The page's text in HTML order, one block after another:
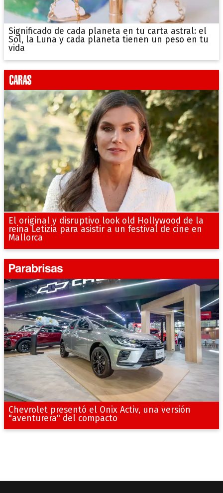
Significado de cada planeta en tu carta astral: el
Sol, la Luna y cada planeta tienen un peso en tu
vida
El original y disruptivo look old Hollywood de la
reina Letizia para asistir a un festival de cine en
Mallorca
Chevrolet presentó el Onix Activ, una versión
"aventurera" del compacto